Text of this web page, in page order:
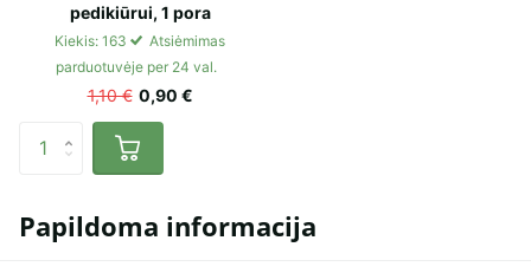
pedikiūrui, 1 pora
Kiekis: 163
Atsiėmimas
parduotuvėje per 24 val.
1,10 € 0,90 €
Papildoma informacija